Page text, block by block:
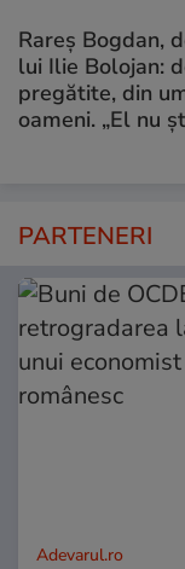
Rareș Bogdan,
lui Ilie Bolojan:
pregătite, din
oameni. „El nu
PARTENERI
Adevarul.ro